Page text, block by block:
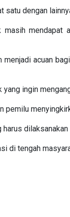
satu dengan
mendapat
acuan
ingin
pemilu
di tengah